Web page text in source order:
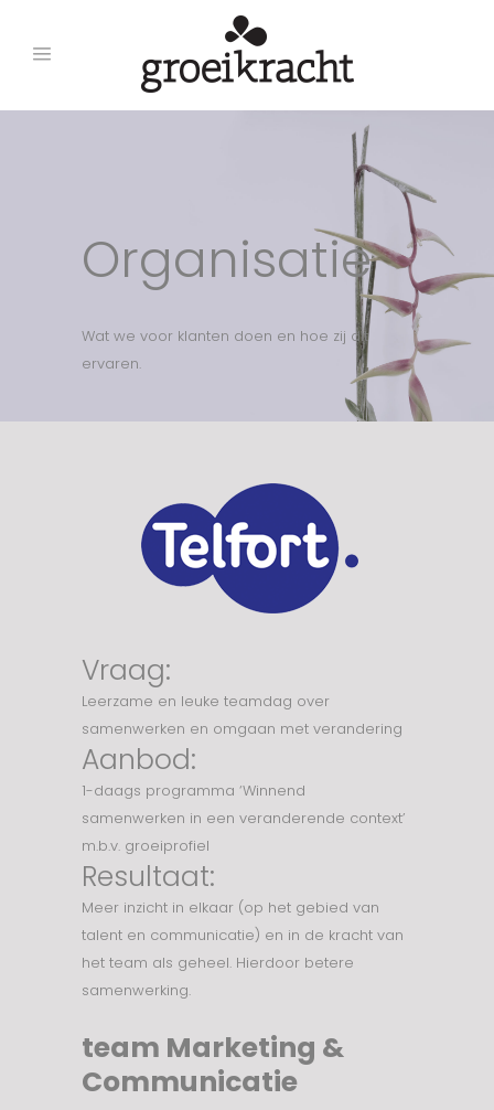
Organisatie
Wat we voor klanten doen en hoe zij dit
ervaren.
Vraag:
Leerzame en leuke teamdag over
samenwerken en omgaan met verandering
Aanbod:
1-daags programma ‘Winnend
samenwerken in een veranderende context’
m.b.v. groeiprofiel
Resultaat:
Meer inzicht in elkaar (op het gebied van
talent en communicatie) en in de kracht van
het team als geheel. Hierdoor betere
samenwerking.
team Marketing &
Communicatie